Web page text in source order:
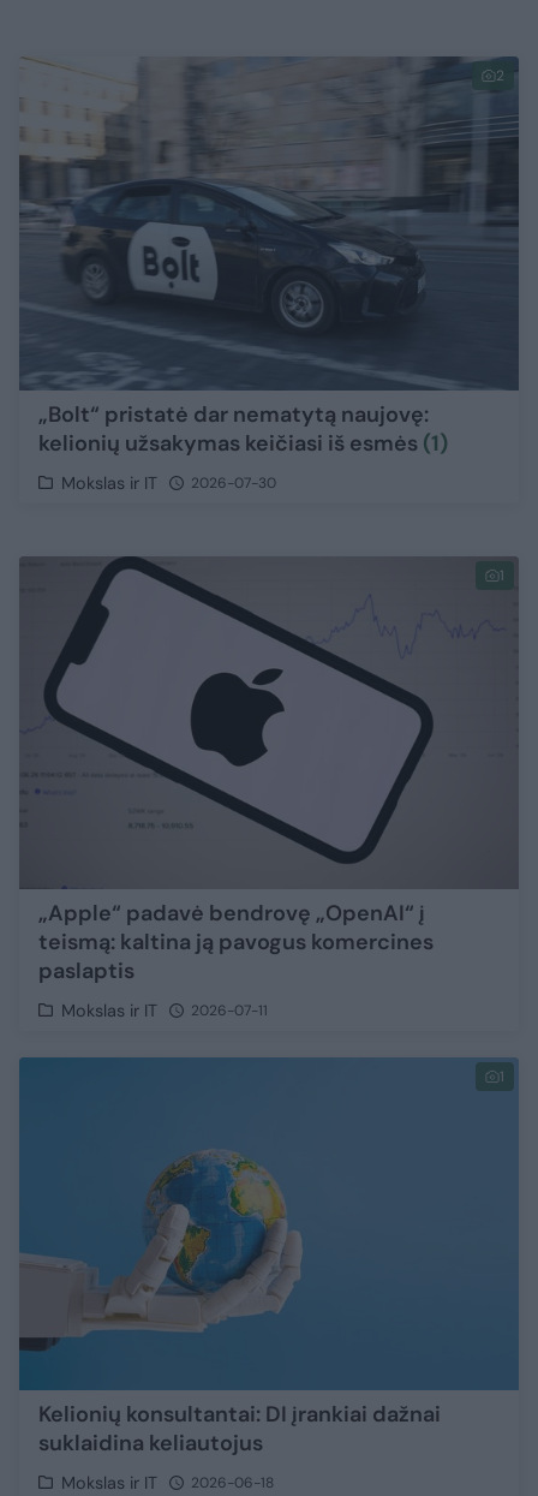
2
„Bolt“ pristatė dar nematytą naujovę:
kelionių užsakymas keičiasi iš esmės (1)
Mokslas ir IT 2026-07-30
1
„Apple“ padavė bendrovę „OpenAI“ į
teismą: kaltina ją pavogus komercines
paslaptis
Mokslas ir IT 2026-07-11
1
Kelionių konsultantai: DI įrankiai dažnai
suklaidina keliautojus
Mokslas ir IT 2026-06-18